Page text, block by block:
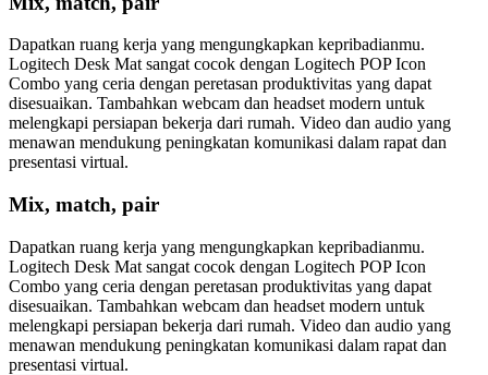
Dapatkan ruang kerja yang mengungkapkan kepribadianmu.
Logitech Desk Mat sangat cocok dengan Logitech POP Icon
Combo yang ceria dengan peretasan produktivitas yang dapat
disesuaikan. Tambahkan webcam dan headset modern untuk
melengkapi persiapan bekerja dari rumah. Video dan audio yang
menawan mendukung peningkatan komunikasi dalam rapat dan
presentasi virtual.
Mix, match, pair
Dapatkan ruang kerja yang mengungkapkan kepribadianmu.
Logitech Desk Mat sangat cocok dengan Logitech POP Icon
Combo yang ceria dengan peretasan produktivitas yang dapat
disesuaikan. Tambahkan webcam dan headset modern untuk
melengkapi persiapan bekerja dari rumah. Video dan audio yang
menawan mendukung peningkatan komunikasi dalam rapat dan
presentasi virtual.